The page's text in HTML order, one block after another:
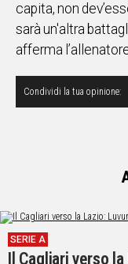
WHATSAPP
capita, non
sarà un'altra
afferma
SERIE A
Il Cagliari verso